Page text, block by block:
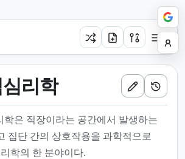
리학
학은 직장이라는 공간에서 발생하는
집단 간의 상호작용을 과학적으로
학의 한 분야이다.